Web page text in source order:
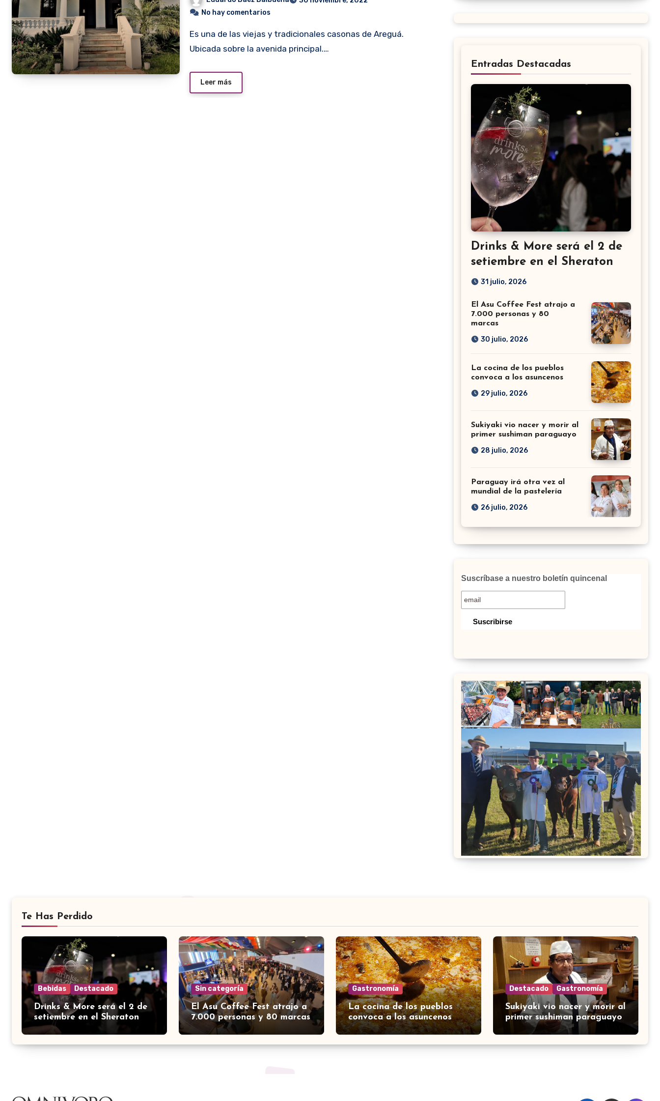
No hay comentarios
Es una de las viejas y tradicionales casonas de Areguá.
Ubicada sobre la avenida principal.…
Leer más
Entradas Destacadas
Drinks & More será el 2 de
setiembre en el Sheraton
31 julio, 2026
El Asu Coffee Fest atrajo a
7.000 personas y 80
marcas
30 julio, 2026
La cocina de los pueblos
convoca a los asuncenos
29 julio, 2026
Sukiyaki vio nacer y morir al
primer sushiman paraguayo
28 julio, 2026
Paraguay irá otra vez al
mundial de la pastelería
26 julio, 2026
Suscríbase a nuestro boletín quincenal
Te Has Perdido
Bebidas Destacado
Drinks & More será el 2 de
setiembre en el Sheraton
Sin categoría
El Asu Coffee Fest atrajo a
7.000 personas y 80 marcas
Gastronomía
La cocina de los pueblos
convoca a los asuncenos
Destacado Gastronomía
Sukiyaki vio nacer y morir al
primer sushiman paraguayo